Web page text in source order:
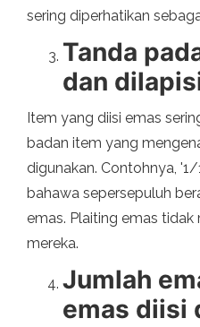
sering diperhatikan
Tanda
dan
Item yang diisi emas
badan item yang
digunakan. Contohnya,
bahawa sepersepuluh
emas. Plaiting emas
mereka.
Jumlah
emas diisi